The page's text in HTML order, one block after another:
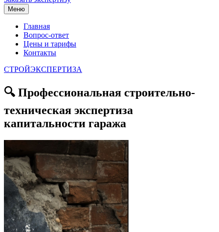
Меню
Главная
Вопрос-ответ
Цены и тарифы
Контакты
СТРОЙЭКСПЕРТИЗА
🔍 Профессиональная строительно-
техническая экспертиза
капитальности гаража